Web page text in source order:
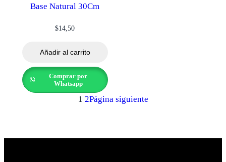
Base Natural 30Cm
$14,50
Añadir al carrito
Comprar por
Whatsapp
1 2Página siguiente